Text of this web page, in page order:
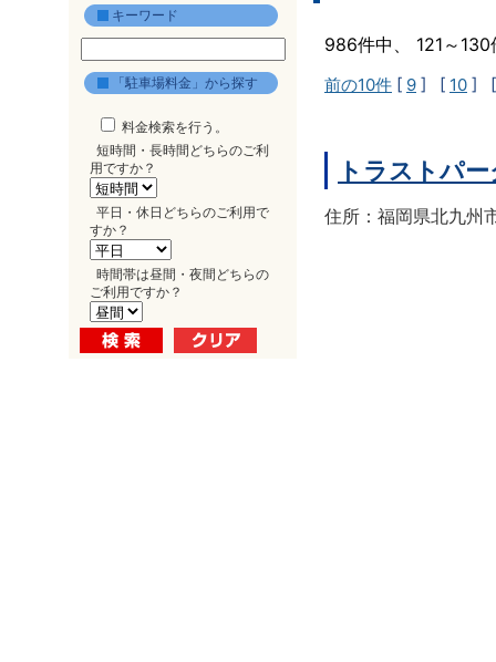
キーワード
「駐車場料金」から探す
料金検索を行う。
短時間・長時間どちらのご利
用ですか？
平日・休日どちらのご利用で
すか？
時間帯は昼間・夜間どちらの
ご利用ですか？
986件中、 121～
前の10件 [ 9 ] [ 10 ]
トラストパ
住所：福岡県北九州